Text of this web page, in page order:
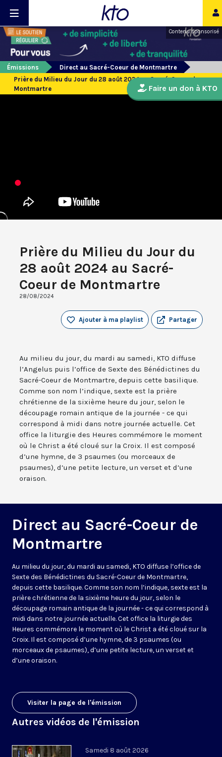
Contenu sponsorisé
Émissions
Direct au Sacré-Coeur de Montmartre
Prière du Milieu du Jour du 28 août 2024 au Sacré-Coeur de
Montmartre
Prière du Milieu du Jour du
28 août 2024 au Sacré-
Coeur de Montmartre
28/08/2024
Partager
Ajouter à ma playlist
Au milieu du jour, du mardi au samedi, KTO diffuse
l’Angelus puis l’office de Sexte des Bénédictines du
Sacré-Coeur de Montmartre, depuis cette basilique.
Comme son nom l’indique, sexte est la prière
chrétienne de la sixième heure du jour, selon le
découpage romain antique de la journée - ce qui
correspond à midi dans notre journée actuelle. Cet
office la liturgie des Heures commémore le moment
où le Christ a été cloué sur la Croix. Il est composé
d’une hymne, de 3 psaumes (ou morceaux de
psaumes), d’une petite lecture, un verset et d’une
oraison.
Direct au Sacré-Coeur de
Montmartre
Au milieu du jour, du mardi au samedi, KTO diffuse l’office de
Sexte des Bénédictines du Sacré-Coeur de Montmartre,
depuis cette basilique. Comme son nom l’indique, sexte est la
prière chrétienne de la sixième heure du jour, selon le
découpage romain antique de la journée - ce qui correspond à
midi dans notre journée actuelle. Cet office la liturgie des
Heures commémore le moment où le Christ a été cloué sur la
Croix. Il est composé d’une hymne, de 3 psaumes (ou
morceaux de psaumes), d’une petite lecture, un verset et
d’une oraison.
Visiter la page de l'émission
Autres vidéos de l'émission
Samedi 8 août 2026
Faire un don à KTO